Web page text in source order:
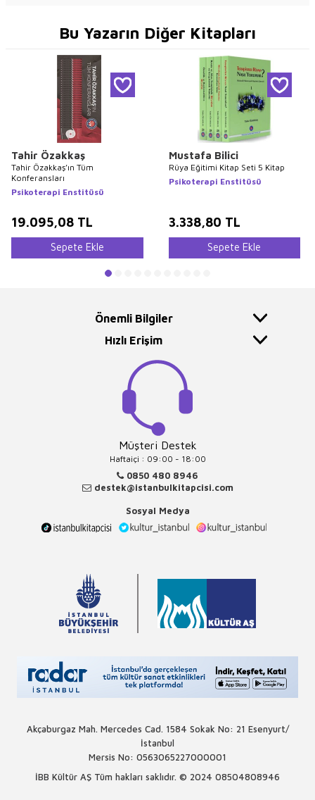
Bu Yazarın Diğer Kitapları
Tahir Özakkaş
Tahir Özakkaş’ın Tüm
Konferansları
Psikoterapi Enstitüsü
19.095,08 TL
Sepete Ekle
Mustafa Bilici
Rüya Eğitimi Kitap Seti 5 Kitap
Psikoterapi Enstitüsü
3.338,80 TL
Sepete Ekle
Önemli Bilgiler
Hızlı Erişim
Müşteri Destek
Haftaiçi : 09:00 - 18:00
0850 480 8946
destek@istanbulkitapcisi.com
Sosyal Medya
Akçaburgaz Mah. Mercedes Cad. 1584 Sokak No: 21 Esenyurt/
İstanbul
Mersis No: 0563065227000001
İBB Kültür AŞ Tüm hakları saklıdır. © 2024 08504808946